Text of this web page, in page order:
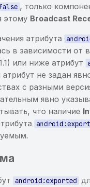
, только
этому Broadcast
атрибута
в зависимости от
или ниже атрибут
атрибут не задан
с разными
явно
что наличие
android:exported